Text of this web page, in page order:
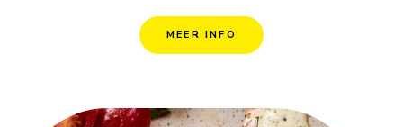
MEER INFO